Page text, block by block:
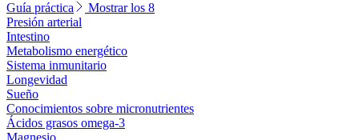
Guía práctica
Mostrar los 8
Presión arterial
Intestino
Metabolismo energético
Sistema inmunitario
Longevidad
Sueño
Conocimientos sobre micronutrientes
Ácidos grasos omega-3